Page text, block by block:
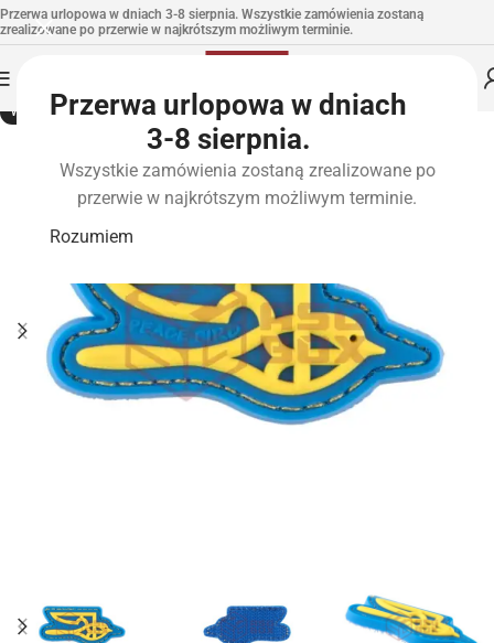
Przerwa urlopowa w dniach
3-8 sierpnia.
Wszystkie zamówienia zostaną zrealizowane po
przerwie w najkrótszym możliwym terminie.
Rozumiem
Przerwa urlopowa w dniach 3-8 sierpnia. Wszystkie zamówienia zostaną
zrealizowane po przerwie w najkrótszym możliwym terminie.
WYPRZEDANE